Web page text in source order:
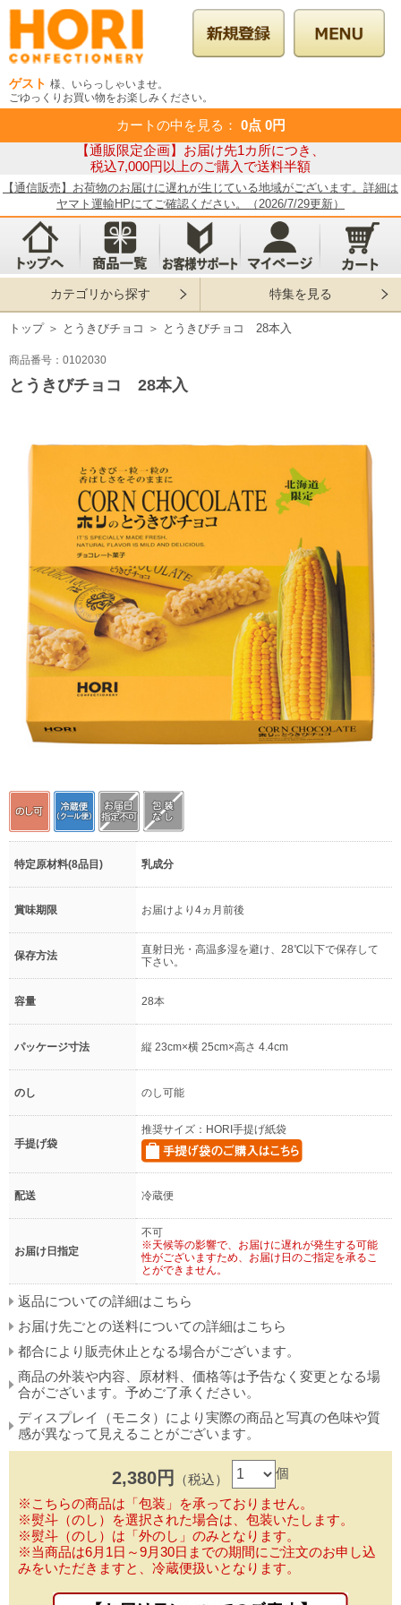
ゲスト 様、いらっしゃいませ。
ごゆっくりお買い物をお楽しみください。
カートの中を見る ： 0点 0円
【通販限定企画】お届け先1カ所につき、
税込7,000円以上のご購入で送料半額
【通信販売】お荷物のお届けに遅れが生じている地域がございます。詳細は
ヤマト運輸HPにてご確認ください。（2026/7/29更新）
カテゴリから探す 特集を見る
トップ ＞ とうきびチョコ ＞ とうきびチョコ 28本入
商品番号：0102030
とうきびチョコ 28本入
特定原材料(8品目) 乳成分
賞味期限 お届けより4ヵ月前後
保存方法
直射日光・高温多湿を避け、28℃以下で保存して
下さい。
容量 28本
パッケージ寸法 縦 23cm×横 25cm×高さ 4.4cm
のし のし可能
手提げ袋
推奨サイズ：HORI手提げ紙袋
配送 冷蔵便
お届け日指定
不可
※天候等の影響で、お届けに遅れが発生する可能
性がございますため、お届け日のご指定を承るこ
とができません。
返品についての詳細はこちら
お届け先ごとの送料についての詳細はこちら
都合により販売休止となる場合がございます。
商品の外装や内容、原材料、価格等は予告なく変更となる場
合がございます。予めご了承ください。
ディスプレイ（モニタ）により実際の商品と写真の色味や質
感が異なって見えることがございます。
2,380円 （税込） 個
※こちらの商品は「包装」を承っておりません。
※熨斗（のし）を選択された場合は、包装いたします。
※熨斗（のし）は「外のし」のみとなります。
※当商品は6月1日～9月30日までの期間にご注文のお申し込
みをいただきますと、冷蔵便扱いとなります。